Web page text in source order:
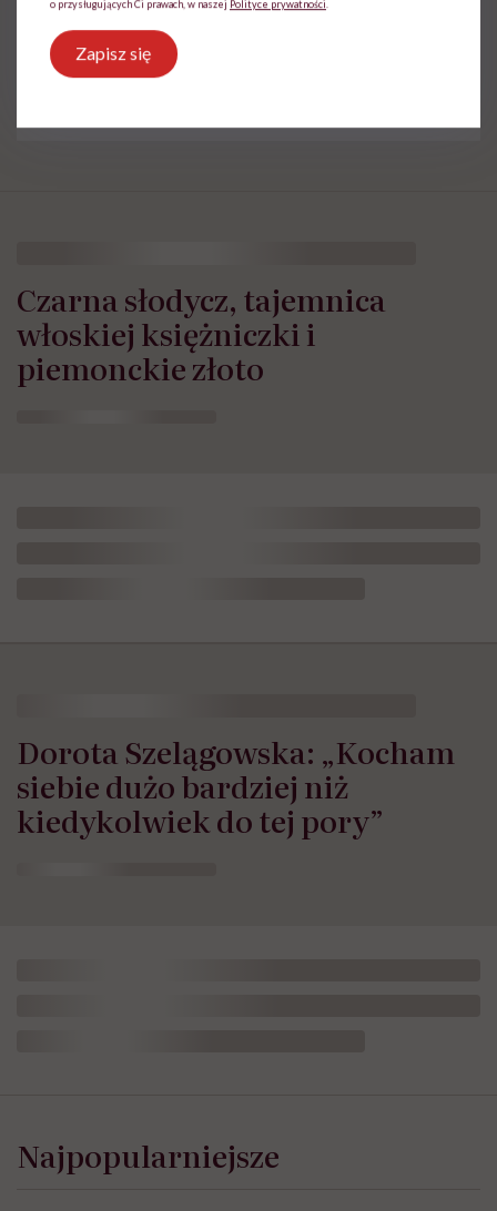
i
Treści zawarte w serwisie mają wyłącznie
charakter informacyjny i nie stanowią porady
lekarskiej. Pamiętaj, że w przypadku
problemów ze zdrowiem należy bezwzględnie
Czarna słodycz, tajemnica
włoskiej księżniczki i
piemonckie złoto
Dorota Szelągowska: „Kocham
siebie dużo bardziej niż
kiedykolwiek do tej pory”
Najpopularniejsze
o przysługujących Ci prawach, w naszej Polityce prywatności
Zapisz się